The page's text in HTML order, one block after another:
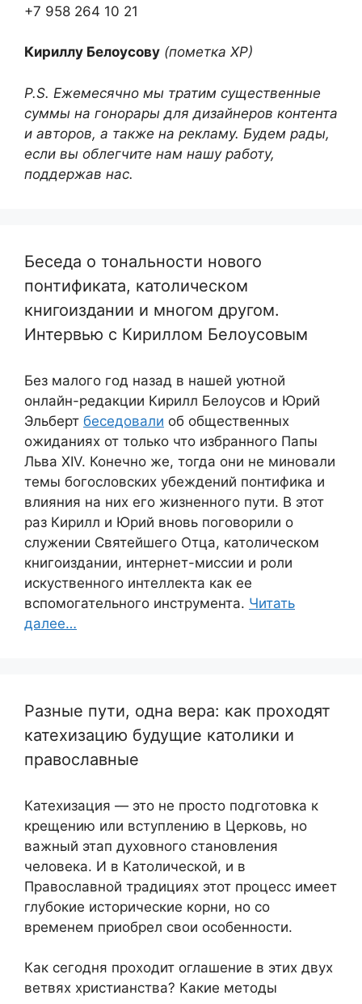
+7 958 264 10 21
Кириллу Белоусову (пометка ХР)
P.S. Ежемесячно мы тратим существенные
суммы на гонорары для дизайнеров контента
и авторов, а также на рекламу. Будем рады,
если вы облегчите нам нашу работу,
поддержав нас.
Беседа о тональности нового
понтификата, католическом
книгоиздании и многом другом.
Интервью с Кириллом Белоусовым
Без малого год назад в нашей уютной
онлайн-редакции Кирилл Белоусов и Юрий
Эльберт беседовали об общественных
ожиданиях от только что избранного Папы
Льва XIV. Конечно же, тогда они не миновали
темы богословских убеждений понтифика и
влияния на них его жизненного пути. В этот
раз Кирилл и Юрий вновь поговорили о
служении Святейшего Отца, католическом
книгоиздании, интернет-миссии и роли
искуственного интеллекта как ее
вспомогательного инструмента. Читать
далее…
Разные пути, одна вера: как проходят
катехизацию будущие католики и
православные
Катехизация — это не просто подготовка к
крещению или вступлению в Церковь, но
важный этап духовного становления
человека. И в Католической, и в
Православной традициях этот процесс имеет
глубокие исторические корни, но со
временем приобрел свои особенности.
Как сегодня проходит оглашение в этих двух
ветвях христианства? Какие методы